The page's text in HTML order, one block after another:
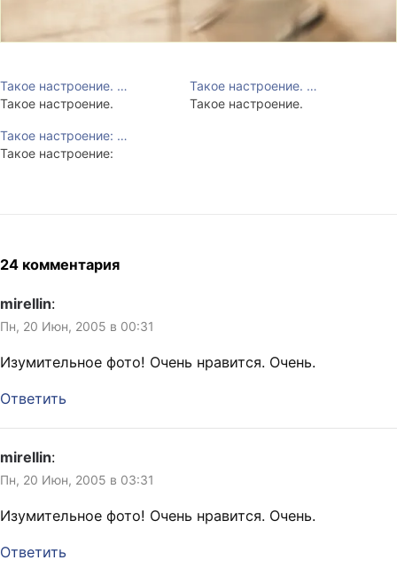
Такое настроение. …
Такое настроение.
Такое настроение. …
Такое настроение.
Такое настроение: …
Такое настроение:
24 комментария
mirellin:
Пн, 20 Июн, 2005 в 00:31
Изумительное фото! Очень нравится. Очень.
Ответить
mirellin:
Пн, 20 Июн, 2005 в 03:31
Изумительное фото! Очень нравится. Очень.
Ответить